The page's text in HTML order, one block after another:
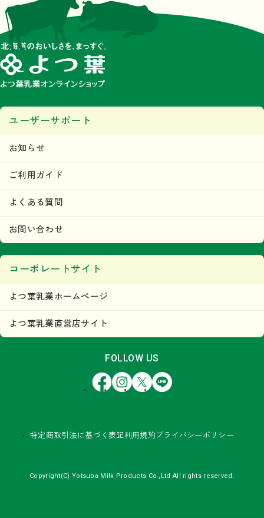
ユーザーサポート
お知らせ
ご利用ガイド
よくある質問
お問い合わせ
コーポレートサイト
よつ葉乳業ホームページ
よつ葉乳業直営店サイト
FOLLOW US
FacebookInstagram
X LINE
特定商取引法に基づく表記利用規約 プライバシーポリシー
Copyright(C) Yotsuba Milk Products Co.,Ltd All rights reserved.